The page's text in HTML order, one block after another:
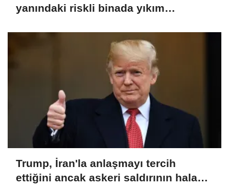
yanındaki riskli binada yıkım
Trump, İran'la anlaşmayı tercih
ettiğini ancak askeri saldırının hala